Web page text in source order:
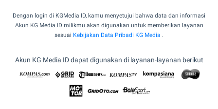
Dengan login di KGMedia ID, kamu menyetujui bahwa data dan informasi
Akun KG Media ID milikmu akan digunakan untuk memberikan layanan
sesuai Kebijakan Data Pribadi KG Media .
Akun KG Media ID dapat digunakan di layanan-layanan berikut